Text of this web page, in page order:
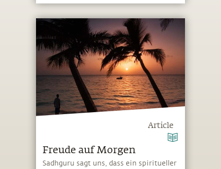
Article
Freude auf Morgen
Sadhguru sagt uns, dass ein spiritueller